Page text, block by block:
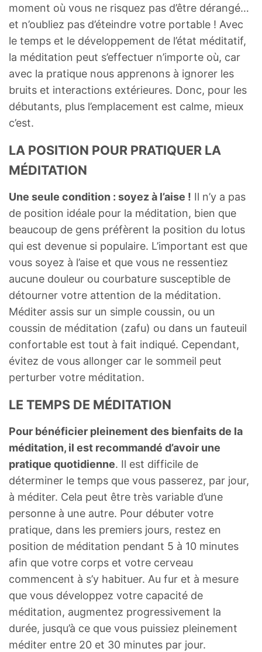
moment où vous ne risquez pas d’être dérangé…
et n’oubliez pas d’éteindre votre portable ! Avec
le temps et le développement de l’état méditatif,
la méditation peut s’effectuer n’importe où, car
avec la pratique nous apprenons à ignorer les
bruits et interactions extérieures. Donc, pour les
débutants, plus l’emplacement est calme, mieux
c’est.
LA POSITION POUR PRATIQUER LA
MÉDITATION
Une seule condition : soyez à l’aise ! Il n’y a pas
de position idéale pour la méditation, bien que
beaucoup de gens préfèrent la position du lotus
qui est devenue si populaire. L’important est que
vous soyez à l’aise et que vous ne ressentiez
aucune douleur ou courbature susceptible de
détourner votre attention de la méditation.
Méditer assis sur un simple coussin, ou un
coussin de méditation (zafu) ou dans un fauteuil
confortable est tout à fait indiqué. Cependant,
évitez de vous allonger car le sommeil peut
perturber votre méditation.
LE TEMPS DE MÉDITATION
Pour bénéficier pleinement des bienfaits de la
méditation, il est recommandé d’avoir une
pratique quotidienne. Il est difficile de
déterminer le temps que vous passerez, par jour,
à méditer. Cela peut être très variable d’une
personne à une autre. Pour débuter votre
pratique, dans les premiers jours, restez en
position de méditation pendant 5 à 10 minutes
afin que votre corps et votre cerveau
commencent à s’y habituer. Au fur et à mesure
que vous développez votre capacité de
méditation, augmentez progressivement la
durée, jusqu’à ce que vous puissiez pleinement
méditer entre 20 et 30 minutes par jour.